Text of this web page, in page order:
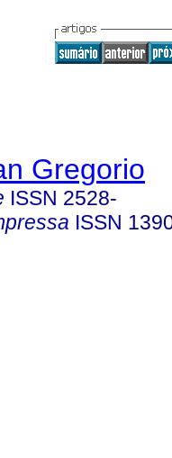
Gregorio
ISSN 2528-
ISSN